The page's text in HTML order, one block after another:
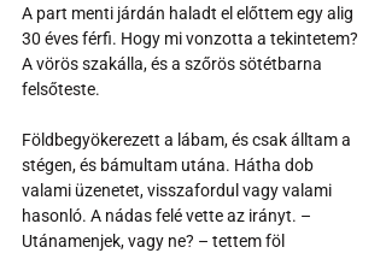
A part menti járdán haladt el előttem egy alig
30 éves férfi. Hogy mi vonzotta a tekintetem?
A vörös szakálla, és a szőrös sötétbarna
felsőteste.
Földbegyökerezett a lábam, és csak álltam a
stégen, és bámultam utána. Hátha dob
valami üzenetet, visszafordul vagy valami
hasonló. A nádas felé vette az irányt. –
Utánamenjek, vagy ne? – tettem föl